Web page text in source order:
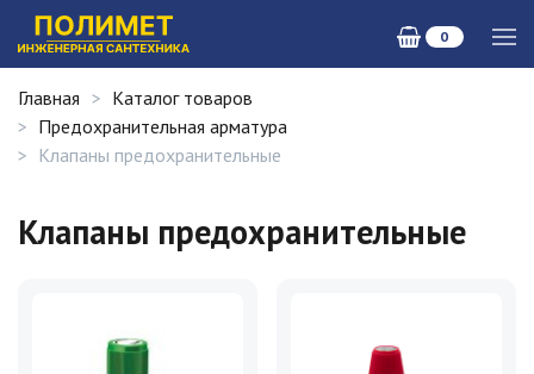
0
Главная
Каталог товаров
Предохранительная арматура
Клапаны предохранительные
Клапаны предохранительные